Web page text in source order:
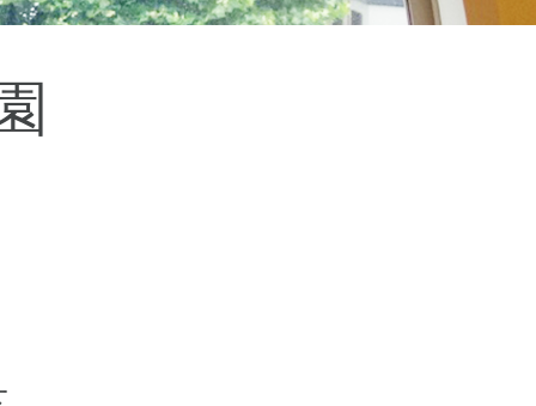
千代田区(1) 豊島区(2)